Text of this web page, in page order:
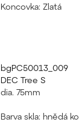
Koncovka: Zlatá
bgPC50013_009
DEC Tree S
dia. 75mm
Barva skla: hnědá